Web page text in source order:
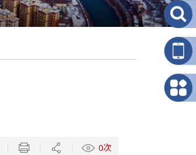
0次